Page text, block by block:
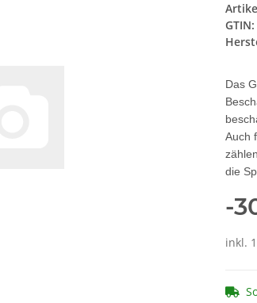
GTIN:
Das
Auch
die
-
inkl.